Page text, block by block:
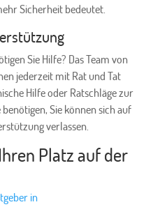
Sicherheit bedeutet.
Sie Hilfe? Das Team von
jederzeit mit Rat und Tat
Hilfe oder Ratschläge zur
Sie können sich auf
verlassen.
Platz auf der
in